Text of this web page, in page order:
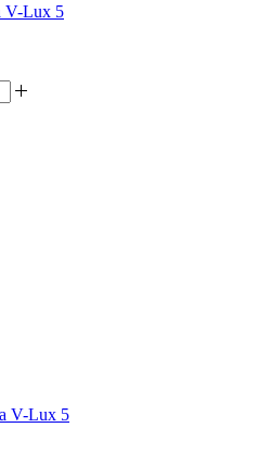
V-Lux 5
V-Lux 5